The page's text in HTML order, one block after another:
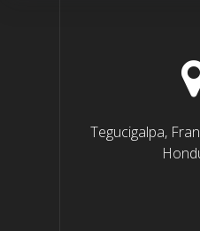
Tegucigalpa,